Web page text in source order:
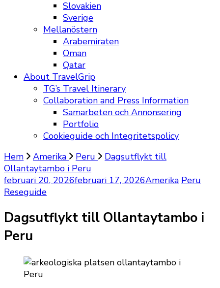
Slovakien
Sverige
Mellanöstern
Arabemiraten
Oman
Qatar
About TravelGrip
TG’s Travel Itinerary
Collaboration and Press Information
Samarbeten och Annonsering
Portfolio
Cookieguide och Integritetspolicy
Hem
Amerika Peru
Dagsutflykt till
Ollantaytambo i Peru
februari 20, 2026februari 17, 2026Amerika Peru
Reseguide
Dagsutflykt till Ollantaytambo i
Peru